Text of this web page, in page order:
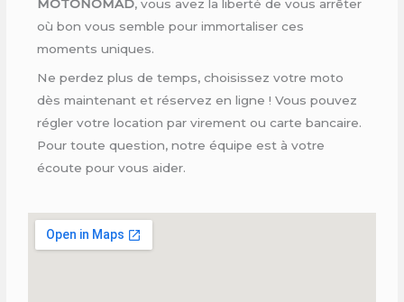
MOTONOMAD, vous avez la liberté de vous arrêter
où bon vous semble pour immortaliser ces
moments uniques.
Ne perdez plus de temps, choisissez votre moto
dès maintenant et réservez en ligne ! Vous pouvez
régler votre location par virement ou carte bancaire.
Pour toute question, notre équipe est à votre
écoute pour vous aider.